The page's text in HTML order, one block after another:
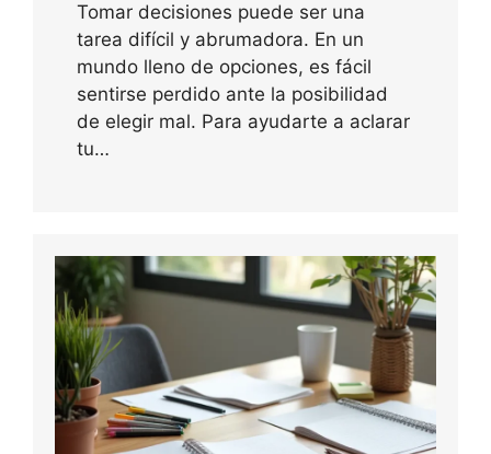
Tomar decisiones puede ser una
tarea difícil y abrumadora. En un
mundo lleno de opciones, es fácil
sentirse perdido ante la posibilidad
de elegir mal. Para ayudarte a aclarar
tu…